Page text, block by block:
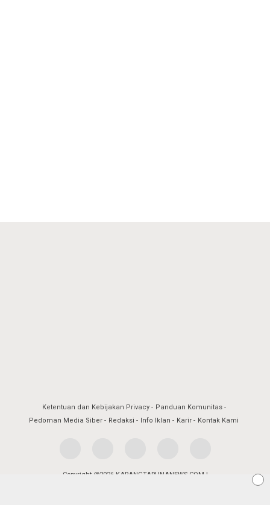
Ketentuan dan Kebijakan Privacy
Panduan Komunitas
Pedoman Media Siber
Redaksi Info Iklan Karir Kontak Kami
Copyright @2026 KARANGTARUNANEWS.COM |